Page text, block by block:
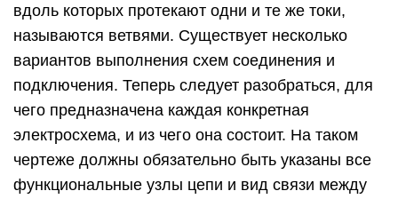
вдоль которых протекают одни и те же токи,
называются ветвями. Существует несколько
вариантов выполнения схем соединения и
подключения. Теперь следует разобраться, для
чего предназначена каждая конкретная
электросхема, и из чего она состоит. На таком
чертеже должны обязательно быть указаны все
функциональные узлы цепи и вид связи между